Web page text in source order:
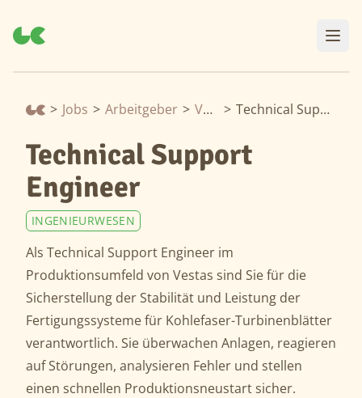
> Jobs > Arbeitgeber > Vestas > Technical Support Engineer
Technical Support
Engineer
INGENIEURWESEN
Als Technical Support Engineer im
Produktionsumfeld von Vestas sind Sie für die
Sicherstellung der Stabilität und Leistung der
Fertigungssysteme für Kohlefaser-Turbinenblätter
verantwortlich. Sie überwachen Anlagen, reagieren
auf Störungen, analysieren Fehler und stellen
einen schnellen Produktionsneustart sicher.